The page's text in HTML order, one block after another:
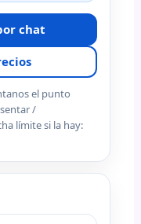
chat
el punto
/
límite si la hay: